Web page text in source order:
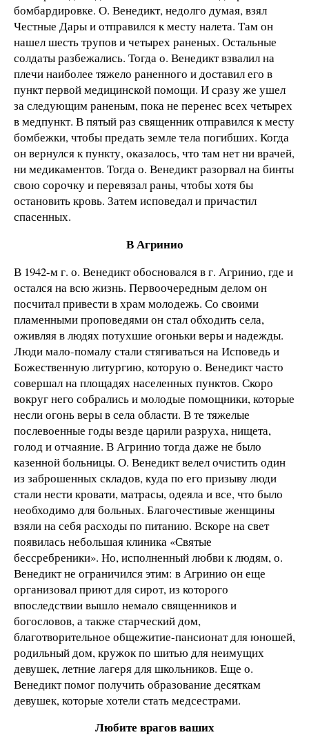
бомбардировке. О. Венедикт, недолго думая, взял
Честные Дары и отправился к месту налета. Там он
нашел шесть трупов и четырех раненых. Остальные
солдаты разбежались. Тогда о. Венедикт взвалил на
плечи наиболее тяжело раненного и доставил его в
пункт первой медицинской помощи. И сразу же ушел
за следующим раненым, пока не перенес всех четырех
в медпункт. В пятый раз священник отправился к месту
бомбежки, чтобы предать земле тела погибших. Когда
он вернулся к пункту, оказалось, что там нет ни врачей,
ни медикаментов. Тогда о. Венедикт разорвал на бинты
свою сорочку и перевязал раны, чтобы хотя бы
остановить кровь. Затем исповедал и причастил
спасенных.
В Агринио
В 1942-м г. о. Венедикт обосновался в г. Агринио, где и
остался на всю жизнь. Первоочередным делом он
посчитал привести в храм молодежь. Со своими
пламенными проповедями он стал обходить села,
оживляя в людях потухшие огоньки веры и надежды.
Люди мало-помалу стали стягиваться на Исповедь и
Божественную литургию, которую о. Венедикт часто
совершал на площадях населенных пунктов. Скоро
вокруг него собрались и молодые помощники, которые
несли огонь веры в села области. В те тяжелые
послевоенные годы везде царили разруха, нищета,
голод и отчаяние. В Агринио тогда даже не было
казенной больницы. О. Венедикт велел очистить один
из заброшенных складов, куда по его призыву люди
стали нести кровати, матрасы, одеяла и все, что было
необходимо для больных. Благочестивые женщины
взяли на себя расходы по питанию. Вскоре на свет
появилась небольшая клиника «Святые
бессребреники». Но, исполненный любви к людям, о.
Венедикт не ограничился этим: в Агринио он еще
организовал приют для сирот, из которого
впоследствии вышло немало священников и
богословов, а также старческий дом,
благотворительное общежитие-пансионат для юношей,
родильный дом, кружок по шитью для неимущих
девушек, летние лагеря для школьников. Еще о.
Венедикт помог получить образование десяткам
девушек, которые хотели стать медсестрами.
Любите врагов ваших